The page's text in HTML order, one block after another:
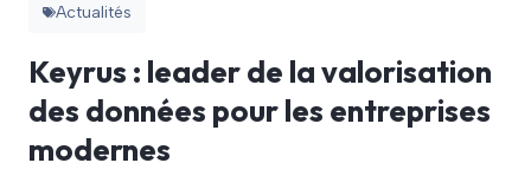
Actualités
Keyrus : leader de la valorisation
des données pour les entreprises
modernes